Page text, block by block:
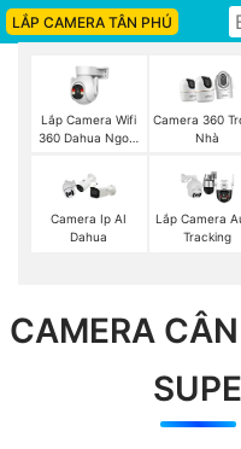
LẮP CAMERA TÂN PHÚ
Lắp Camera Wifi
360 Dahua Ngoài
Camera 360
Nhà
Camera Ip AI
Dahua
Lắp Camera
Tracking
CAMERA